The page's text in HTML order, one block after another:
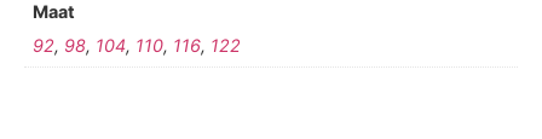
Maat
92, 98, 104, 110, 116, 122